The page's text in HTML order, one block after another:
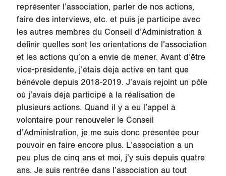
représenter l’association, parler de nos actions,
faire des interviews, etc. et puis je participe avec
les autres membres du Conseil d’Administration à
définir quelles sont les orientations de l’association
et les actions qu’on a envie de mener. Avant d’être
vice-présidente, j’étais déjà active en tant que
bénévole depuis 2018-2019. J’avais rejoint un pôle
où j’avais déjà participé à la réalisation de
plusieurs actions. Quand il y a eu l’appel à
volontaire pour renouveler le Conseil
d’Administration, je me suis donc présentée pour
pouvoir en faire encore plus. L’association a un
peu plus de cinq ans et moi, j’y suis depuis quatre
ans. Je suis rentrée dans l’association au tout